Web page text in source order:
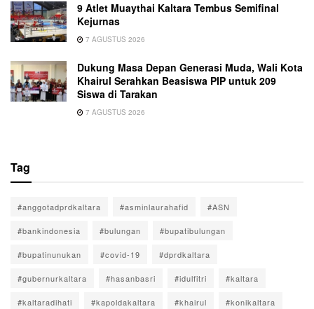
9 Atlet Muaythai Kaltara Tembus Semifinal
Kejurnas
7 AGUSTUS 2026
Dukung Masa Depan Generasi Muda, Wali Kota
Khairul Serahkan Beasiswa PIP untuk 209
Siswa di Tarakan
7 AGUSTUS 2026
Tag
#anggotadprdkaltara #asminlaurahafid #ASN
#bankindonesia #bulungan #bupatibulungan
#bupatinunukan #covid-19 #dprdkaltara
#gubernurkaltara #hasanbasri #idulfitri #kaltara
#kaltaradihati #kapoldakaltara #khairul #konikaltara